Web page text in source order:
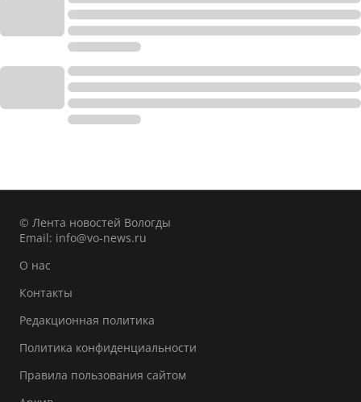
© Лента новостей Вологды
Email: info@vo-news.ru
О нас
Контакты
Редакционная политика
Политика конфиденциальности
Правила пользования сайтом